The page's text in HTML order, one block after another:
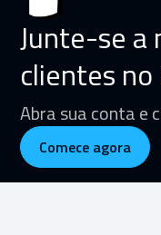
Junte-se a
clientes no
Abra sua conta e
Comece agora